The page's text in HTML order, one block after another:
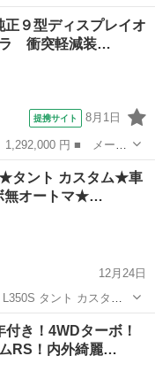
16万8千キロ 時々使用
れなどあります。 直近
トカスタム
９型ディスプレイオ
衝突軽減装…
提携サイト 8月1日
レード名： Ｘ 純正
衝突軽減装置 両側電
タント カスタム★車
無オートマ★…
12月24日
ンス、予防メン...
両
き！4WDターボ！
RS！内外綺麗…